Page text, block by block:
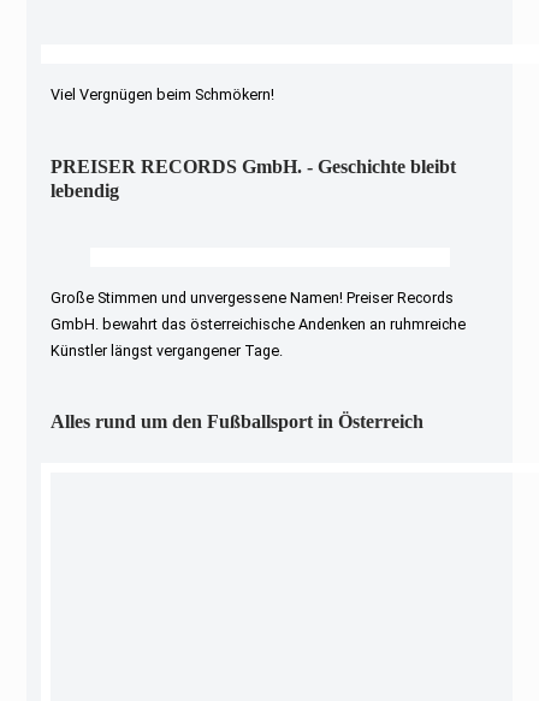
Viel Vergnügen beim Schmökern!
PREISER RECORDS GmbH. - Geschichte bleibt
lebendig
Große Stimmen und unvergessene Namen! Preiser Records
GmbH. bewahrt das österreichische Andenken an ruhmreiche
Künstler längst vergangener Tage.
Alles rund um den Fußballsport in Österreich